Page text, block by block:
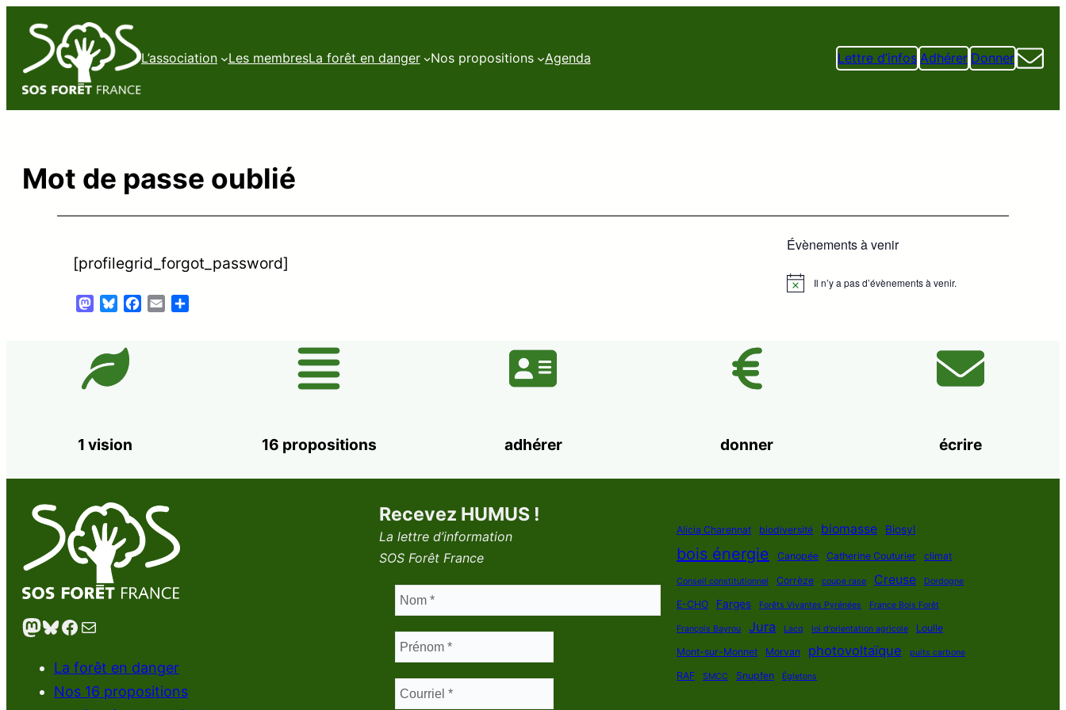
L’association Les membresLa forêt en danger Nos propositions Agenda Lettre d’infos Adhérer Donner
Mot de passe oublié
[profilegrid_forgot_password]
Mastodon
BlueskyFacebook
Email
Évènements à venir
Notice Il n’y a pas d’évènements à venir.
1 vision 16 propositions adhérer donner écrire
Mastodon Bluesky Facebook E-mail
La forêt en danger
Nos 16 propositions
Recevez HUMUS !
La lettre d’information
SOS Forêt France
Alicia Charennat biodiversité biomasse Biosyl
bois énergie Canopée Catherine Couturier climat
Conseil constitutionnel Corrèze coupe rase Creuse Dordogne
E-CHO Farges Forêts Vivantes Pyrénées France Bois Forêt
François Bayrou Jura Lacq loi d'orientation agricole
Loulle
Mont-sur-Monnet
Morvan photovoltaïque puits carbone
RAF SMCC Snupfen Égletons